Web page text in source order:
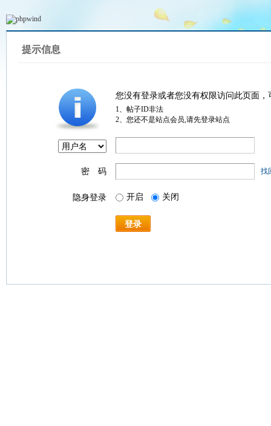
提示信息
您没有登录或者您没有权限访问此页面
1、帖子ID非法
2、您还不是站点会员,请先登录站点
密 码 找
隐身登录 开启 关闭
登录